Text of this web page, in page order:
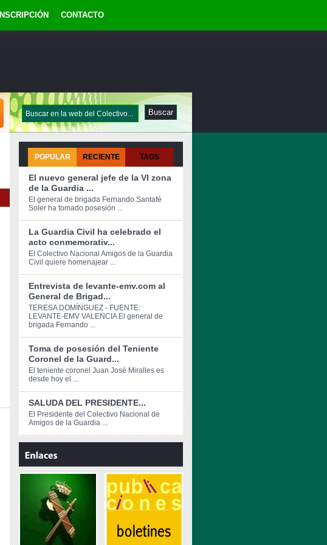
INSCRIPCIÓN CONTACTO
POPULAR RECIENTE TAGS
El nuevo general jefe de la VI zona
de la Guardia ...
El general de brigada Fernando Santafé
Soler ha tomado posesión ...
La Guardia Civil ha celebrado el
acto conmemorativ...
El Colectivo Nacional Amigos de la Guardia
Civil quiere homenajear ...
Entrevista de levante-emv.com al
General de Brigad...
TERESA DOMÍNGUEZ - FUENTE:
LEVANTE-EMV VALENCIA El general de
brigada Fernando ...
Toma de posesión del Teniente
Coronel de la Guard...
El teniente coronel Juan José Miralles es
desde hoy el ...
SALUDA DEL PRESIDENTE...
El Presidente del Colectivo Nacional de
Amigos de la Guardia ...